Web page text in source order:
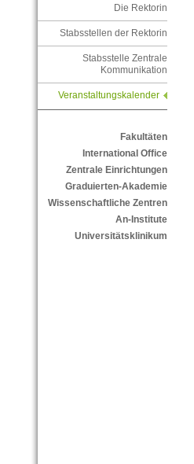
Die Rektorin
Stabsstellen der Rektorin
Stabsstelle Zentrale
Kommunikation
Veranstaltungskalender
Fakultäten
International Office
Zentrale Einrichtungen
Graduierten-Akademie
Wissenschaftliche Zentren
An-Institute
Universitätsklinikum